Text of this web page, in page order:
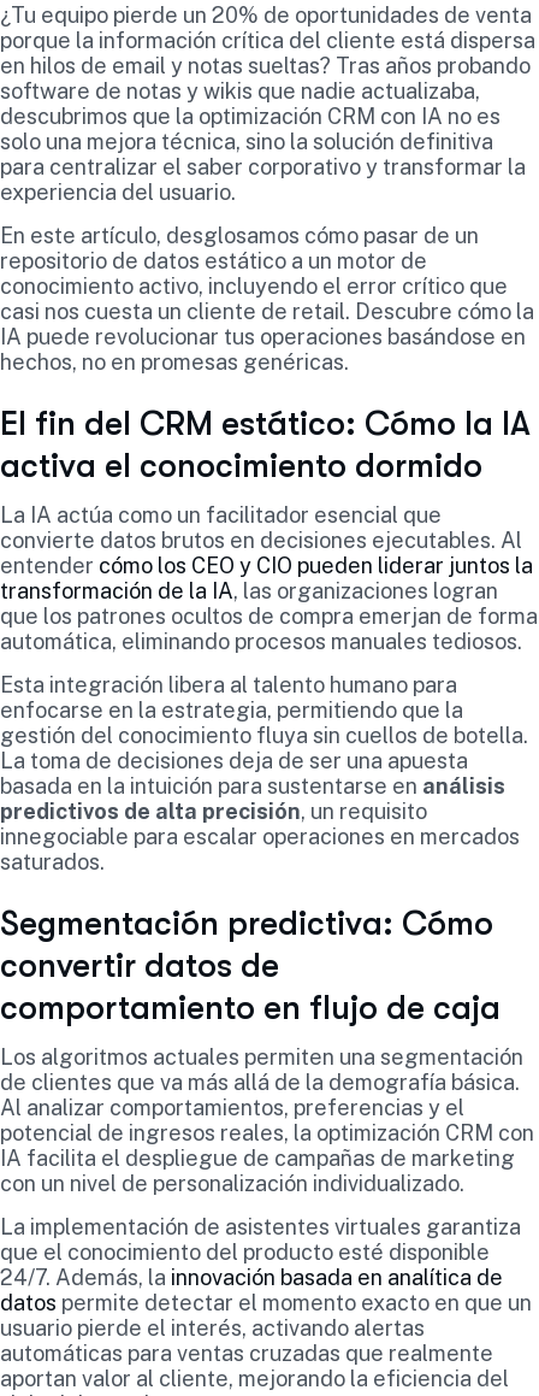
¿Tu equipo pierde un 20% de oportunidades de venta
porque la información crítica del cliente está dispersa
en hilos de email y notas sueltas? Tras años probando
software de notas y wikis que nadie actualizaba,
descubrimos que la optimización CRM con IA no es
solo una mejora técnica, sino la solución definitiva
para centralizar el saber corporativo y transformar la
experiencia del usuario.
En este artículo, desglosamos cómo pasar de un
repositorio de datos estático a un motor de
conocimiento activo, incluyendo el error crítico que
casi nos cuesta un cliente de retail. Descubre cómo la
IA puede revolucionar tus operaciones basándose en
hechos, no en promesas genéricas.
El fin del CRM estático: Cómo la IA
activa el conocimiento dormido
La IA actúa como un facilitador esencial que
convierte datos brutos en decisiones ejecutables. Al
entender cómo los CEO y CIO pueden liderar juntos la
transformación de la IA, las organizaciones logran
que los patrones ocultos de compra emerjan de forma
automática, eliminando procesos manuales tediosos.
Esta integración libera al talento humano para
enfocarse en la estrategia, permitiendo que la
gestión del conocimiento fluya sin cuellos de botella.
La toma de decisiones deja de ser una apuesta
basada en la intuición para sustentarse en análisis
predictivos de alta precisión, un requisito
innegociable para escalar operaciones en mercados
saturados.
Segmentación predictiva: Cómo
convertir datos de
comportamiento en flujo de caja
Los algoritmos actuales permiten una segmentación
de clientes que va más allá de la demografía básica.
Al analizar comportamientos, preferencias y el
potencial de ingresos reales, la optimización CRM con
IA facilita el despliegue de campañas de marketing
con un nivel de personalización individualizado.
La implementación de asistentes virtuales garantiza
que el conocimiento del producto esté disponible
24/7. Además, la innovación basada en analítica de
datos permite detectar el momento exacto en que un
usuario pierde el interés, activando alertas
automáticas para ventas cruzadas que realmente
aportan valor al cliente, mejorando la eficiencia del